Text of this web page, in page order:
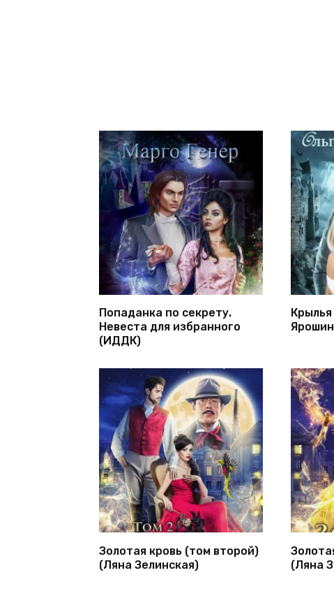
Попаданка по секрету.
Невеста для избранного
(ИДДК)
Золотая кровь (том второй)
(Ляна Зелинская)
(Ляна